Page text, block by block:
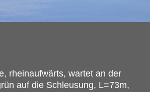
rheinaufwärts, wartet an der
auf die Schleusung, L=73m,